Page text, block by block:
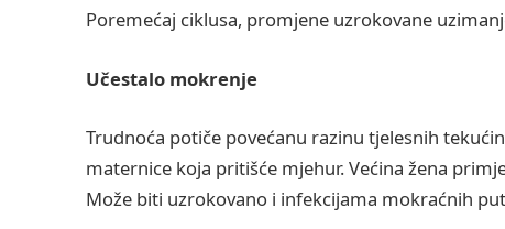
Poremećaj ciklusa, promjene uzrokovane
Učestalo mokrenje
Trudnoća potiče povećanu razinu tjelesnih
maternice koja pritišće mjehur. Većina žena
Može biti uzrokovano i infekcijama mokraćnih